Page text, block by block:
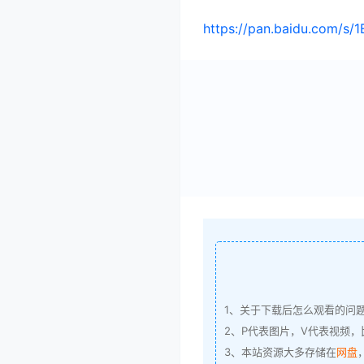
https://pan.baidu.com/s/
1、关于下载后怎么观看的问
2、P代表图片，V代表视频
3、本站资源大多存储在网盘